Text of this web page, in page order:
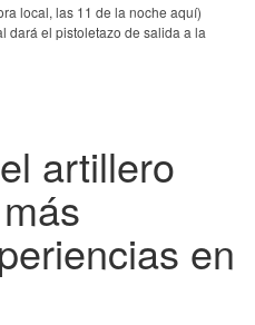
local, las 11 de la noche aquí)
dará el pistoletazo de salida a la
artillero
en